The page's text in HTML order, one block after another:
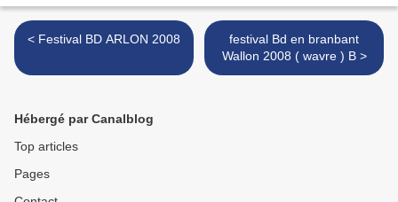
< Festival BD ARLON 2008
festival Bd en branbant
Wallon 2008 ( wavre ) B >
Hébergé par Canalblog
Top articles
Pages